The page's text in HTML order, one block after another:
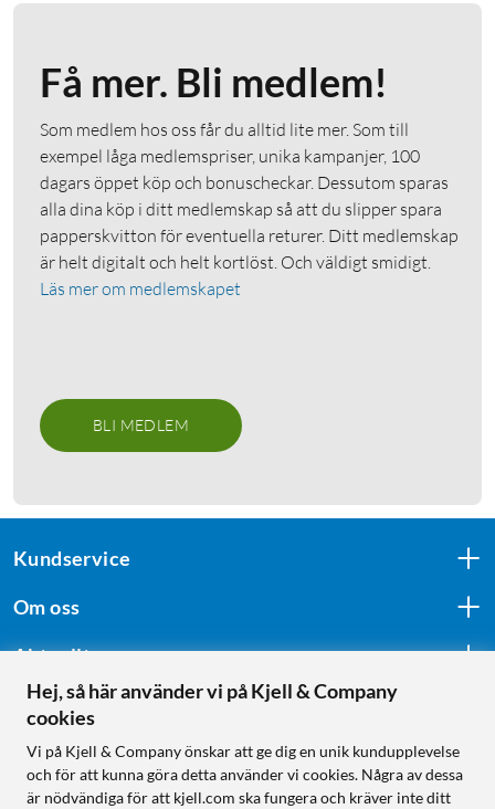
Få mer. Bli medlem!
Som medlem hos oss får du alltid lite mer. Som till
exempel låga medlemspriser, unika kampanjer, 100
dagars öppet köp och bonuscheckar. Dessutom sparas
alla dina köp i ditt medlemskap så att du slipper spara
papperskvitton för eventuella returer. Ditt medlemskap
är helt digitalt och helt kortlöst. Och väldigt smidigt.
Läs mer om medlemskapet
BLI MEDLEM
Kundservice
Om oss
Aktuellt
Följ oss
Hej, så här använder vi på Kjell & Company
cookies
Vi på Kjell & Company önskar att ge dig en unik kundupplevelse
och för att kunna göra detta använder vi cookies. Några av dessa
är nödvändiga för att kjell.com ska fungera och kräver inte ditt